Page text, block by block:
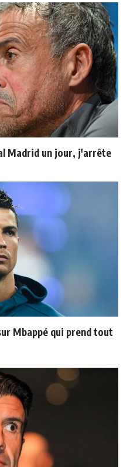
Madrid un jour, j'arrête
Mbappé qui prend tout